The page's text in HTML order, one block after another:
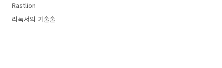
킨다. 실제로 자살을..
Rastlion
리눅서의 기술술